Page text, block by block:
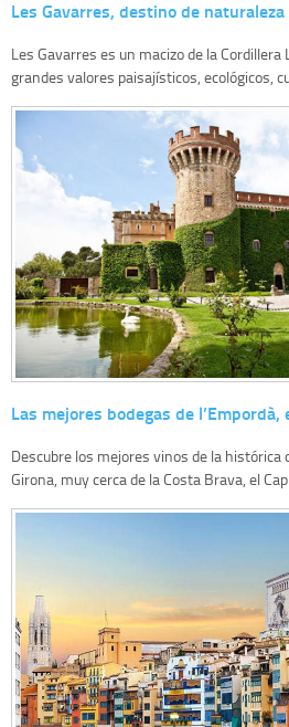
Les Gavarres, destino de
Les Gavarres es un macizo de la
grandes valores paisajísticos, ecológicos,
Las mejores bodegas de l’Empordà,
Descubre los mejores vinos de la histórica
Girona, muy cerca de la Costa Brava, el